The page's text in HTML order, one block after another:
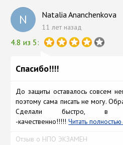
N Natalia Ananchenkova
11 лет назад
4.8 из 5:
Спасибо!!!!
До защиты оставалось совсем
поэтому сама писать не могу.
Сделали быстро, в
-качественно!!!!!Читать полностью
Отзыв о НПО ЭКЗАМЕН